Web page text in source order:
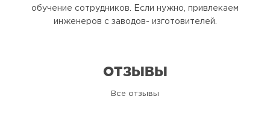
обучение сотрудников. Если нужно, привлекаем
инженеров с заводов- изготовителей.
ОТЗЫВЫ
Все отзывы